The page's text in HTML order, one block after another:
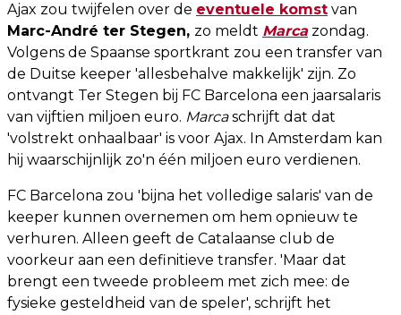
Ajax zou twijfelen over de eventuele komst van
Marc-André ter Stegen, zo meldt Marca zondag.
Volgens de Spaanse sportkrant zou een transfer van
de Duitse keeper 'allesbehalve makkelijk' zijn. Zo
ontvangt Ter Stegen bij FC Barcelona een jaarsalaris
van vijftien miljoen euro. Marcaschrijft dat dat
'volstrekt onhaalbaar' is voor Ajax. In Amsterdam kan
hij waarschijnlijk zo'n één miljoen euro verdienen.
FC Barcelona zou 'bijna het volledige salaris' van de
keeper kunnen overnemen om hem opnieuw te
verhuren. Alleen geeft de Catalaanse club de
voorkeur aan een definitieve transfer. 'Maar dat
brengt een tweede probleem met zich mee: de
fysieke gesteldheid van de speler', schrijft het